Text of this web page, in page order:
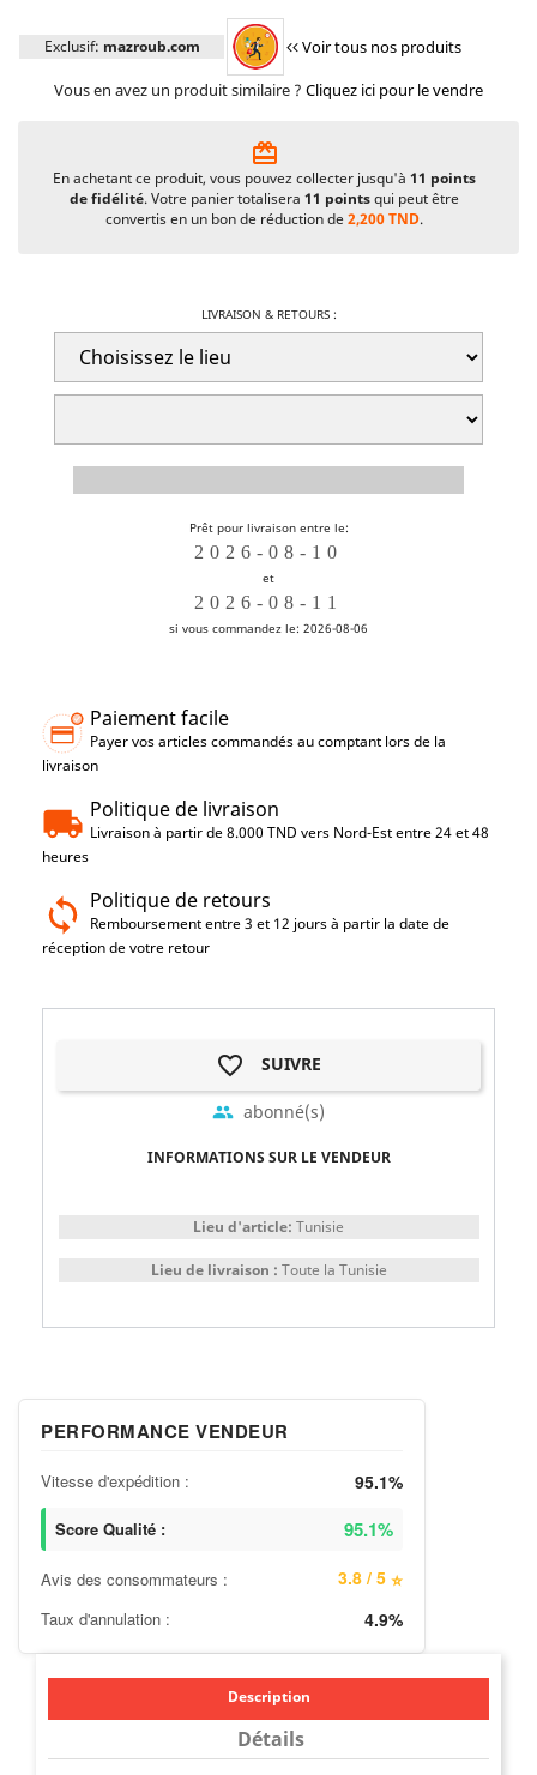
Exclusif: mazroub.com
Voir tous nos produits
Vous en avez un produit similaire ? Cliquez ici pour le vendre
card_giftcard
En achetant ce produit, vous pouvez collecter jusqu'à 11 points
de fidélité. Votre panier totalisera 11 pointsqui peut être
convertis en un bon de réduction de2,200 TND.
LIVRAISON & RETOURS :
Prêt pour livraison entre le:
et
si vous commandez le: 2026-08-06
Paiement facile
Payer vos articles commandés au comptant lors de la
livraison
Politique de livraison
Livraison à partir de 8.000 TND vers Nord-Est entre 24 et 48
heures
Politique de retours
Remboursement entre 3 et 12 jours à partir la date de
réception de votre retour
favorite_border SUIVRE
group abonné(s)
INFORMATIONS SUR LE VENDEUR
Lieu d'article: Tunisie
Lieu de livraison : Toute la Tunisie
PERFORMANCE VENDEUR
Vitesse d'expédition : 95.1%
Score Qualité : 95.1%
Avis des consommateurs : 3.8 / 5 ⭐
Taux d'annulation : 4.9%
Description
Détails